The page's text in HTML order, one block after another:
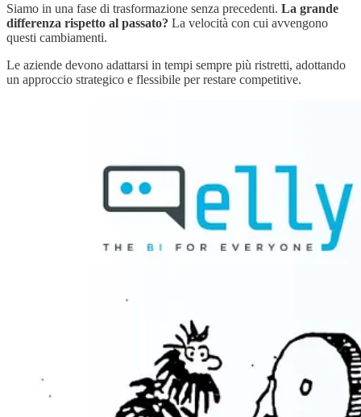
Siamo in una fase di trasformazione senza precedenti. La grande
differenza rispetto al passato? La velocità con cui avvengono
questi cambiamenti.
Le aziende devono adattarsi in tempi sempre più ristretti, adottando
un approccio strategico e flessibile per restare competitive.